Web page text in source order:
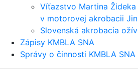
Víťazstvo Martina Žideka
v motorovej akrobacii
Slovenská akrobacia
Zápisy KMBLA SNA
Správy o činnosti KMBLA SNA